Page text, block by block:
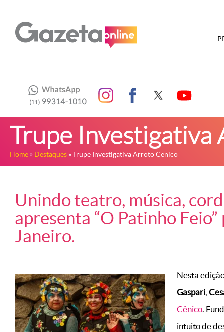
Trupe Investigativa
Home » Destaques » Trupe Investigativa Arroto Cênico
Unindo teatro, música,
apresenta “O Patinho
Janeiro.
Nesta
Gaspari,
Cênico.
intuito de